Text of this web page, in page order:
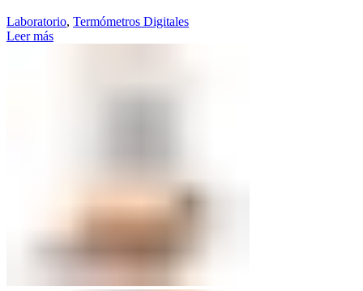
Laboratorio, Termómetros Digitales
Leer más